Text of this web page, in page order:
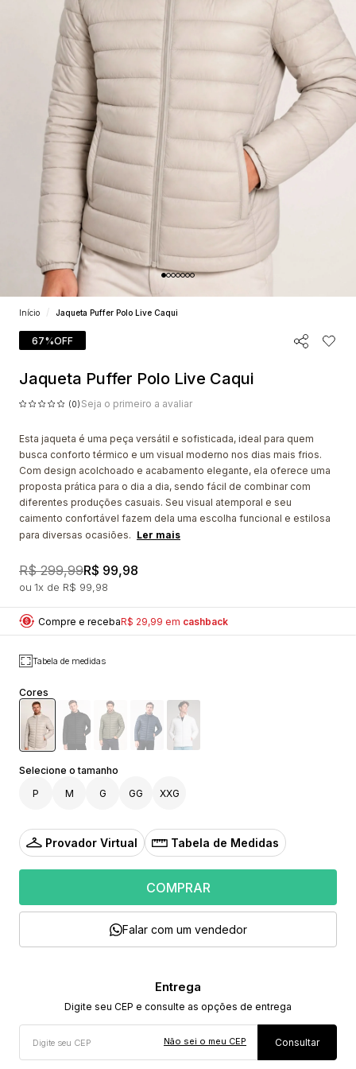
Início Jaqueta Puffer Polo Live Caqui
67%OFF
Jaqueta Puffer Polo Live Caqui
(0) Seja o primeiro a avaliar
Esta jaqueta é uma peça versátil e sofisticada, ideal para quem
busca conforto térmico e um visual moderno nos dias mais frios.
Com design acolchoado e acabamento elegante, ela oferece uma
proposta prática para o dia a dia, sendo fácil de combinar com
diferentes produções casuais. Seu visual atemporal e seu
caimento confortável fazem dela uma escolha funcional e estilosa
para diversas ocasiões. Ler mais
R$ 299,99R$ 99,98
1x R$ 99,98
Compre e recebaR$ 29,99 em cashback
Tabela de medidas
Cores
P M G GG XXG
Provador Virtual Tabela de Medidas
COMPRAR
Falar com um vendedor
Não sei o meu CEP